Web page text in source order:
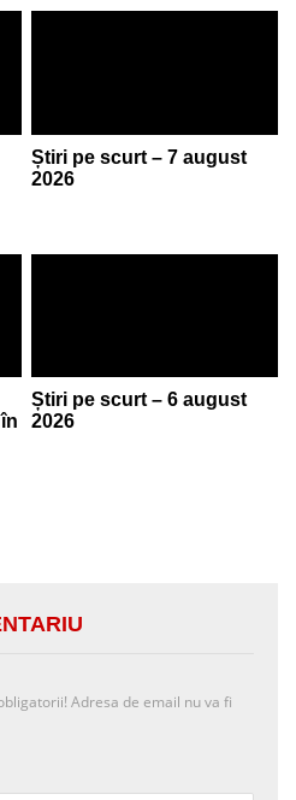
Știri pe scurt – 7 august
2026
Știri pe scurt – 6 august
2026
Adresa de email nu va fi